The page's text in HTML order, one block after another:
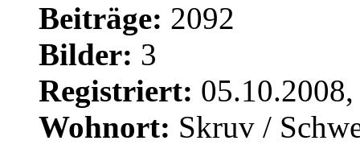
Beiträge: 2092
Bilder: 3
Registriert:
Wohnort: Skruv /